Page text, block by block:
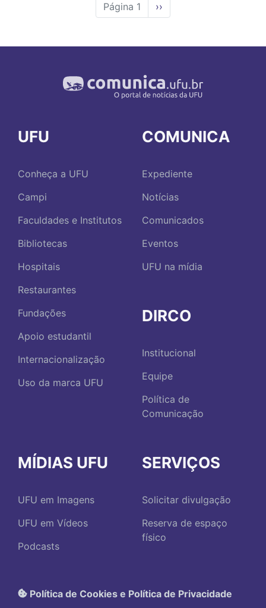
Página 1
Próxima
página
››
UFU
Conheça a UFU
Campi
Faculdades e Institutos
Bibliotecas
Hospitais
Restaurantes
Fundações
Apoio estudantil
Internacionalização
Uso da marca UFU
COMUNICA
Expediente
Notícias
Comunicados
Eventos
UFU na mídia
DIRCO
Institucional
Equipe
Política de
Comunicação
MÍDIAS UFU
UFU em Imagens
UFU em Vídeos
Podcasts
SERVIÇOS
Solicitar divulgação
Reserva de espaço
físico
Política de Cookies e Política de Privacidade